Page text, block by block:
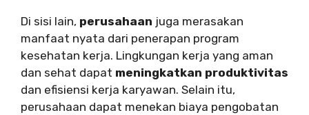
Di sisi lain, perusahaan juga merasakan
manfaat nyata dari penerapan program
kesehatan kerja. Lingkungan kerja yang aman
dan sehat dapat meningkatkan produktivitas
dan efisiensi kerja karyawan. Selain itu,
perusahaan dapat menekan biaya pengobatan